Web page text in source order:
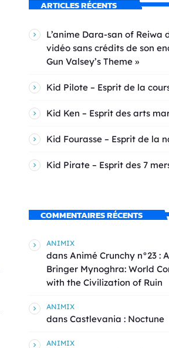
ARTICLES RÉCENTS
L’anime Dara-san of Reiwa
vidéo sans crédits de son
Gun Valsey’s Theme »
Kid Pilote – Esprit de la
Kid Ken – Esprit des arts
Kid Fourasse – Esprit de la
Kid Pirate – Esprit des 7
COMMENTAIRES RÉCENTS
ANIMIX
dans Animé Crunchy n°23 :
Bringer Mynoghra: World
with the Civilization of Ruin
ANIMIX
dans Castlevania : Noctune
ANIMIX